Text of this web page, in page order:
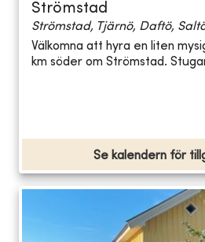
Strömstad
Strömstad, Tjärnö, Daftö,
Välkomna att hyra en liten
km söder om Strömstad.
Se kalendern för